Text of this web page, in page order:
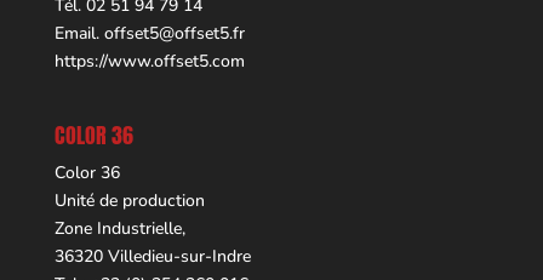
Tél. 02 51 94 79 14
Email. offset5@offset5.fr
https://www.offset5.com
COLOR 36
Color 36
Unité de production
Zone Industrielle,
36320 Villedieu-sur-Indre